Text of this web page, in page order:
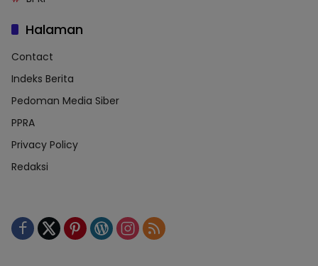
Halaman
Contact
Indeks Berita
Pedoman Media Siber
PPRA
Privacy Policy
Redaksi